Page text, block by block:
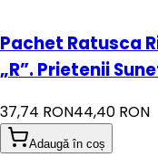
Pachet Ratusca
„R”. Prietenii
37,74 RON44,40 RON
Adaugă în coș